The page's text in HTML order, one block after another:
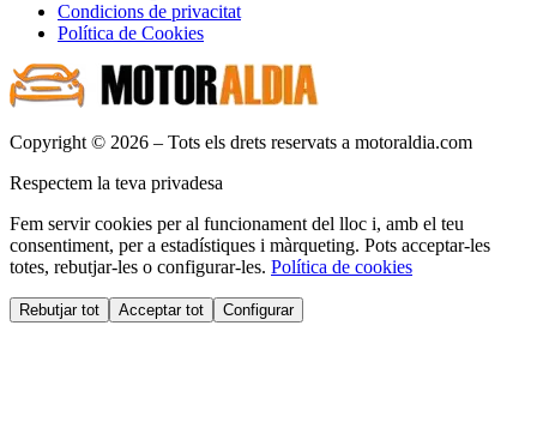
Condicions de privacitat
Política de Cookies
Copyright © 2026 – Tots els drets reservats a motoraldia.com
Respectem la teva privadesa
Fem servir cookies per al funcionament del lloc i, amb el teu
consentiment, per a estadístiques i màrqueting. Pots acceptar-les
totes, rebutjar-les o configurar-les. Política de cookies
Rebutjar tot Acceptar tot Configurar